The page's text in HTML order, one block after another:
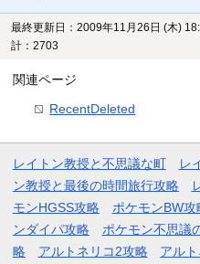
最終更新日：2009年11月26日 (木)
計：2703
関連ページ
RecentDeleted
レイトン教授と不思議な町 レ
ン教授と最後の時間旅行攻略
モンHGSS攻略
ポケモンBW攻
ンダイパ攻略
ポケモン不思議
略
アルトネリコ2攻略 アル